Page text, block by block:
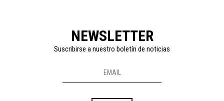
NEWSLETTER
Suscribirse a nuestro boletín de noticias